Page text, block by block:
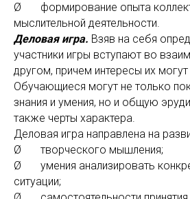
Ø формирование опыта
мыслительной деятельности.
Деловая игра. Взяв на себя
участники игры вступают во
другом, причем интересы их
Обучающиеся могут не только
знания и умения, но и общую
также черты характера.
Деловая игра направлена на
Ø творческого мышления;
Ø умения анализировать
ситуации;